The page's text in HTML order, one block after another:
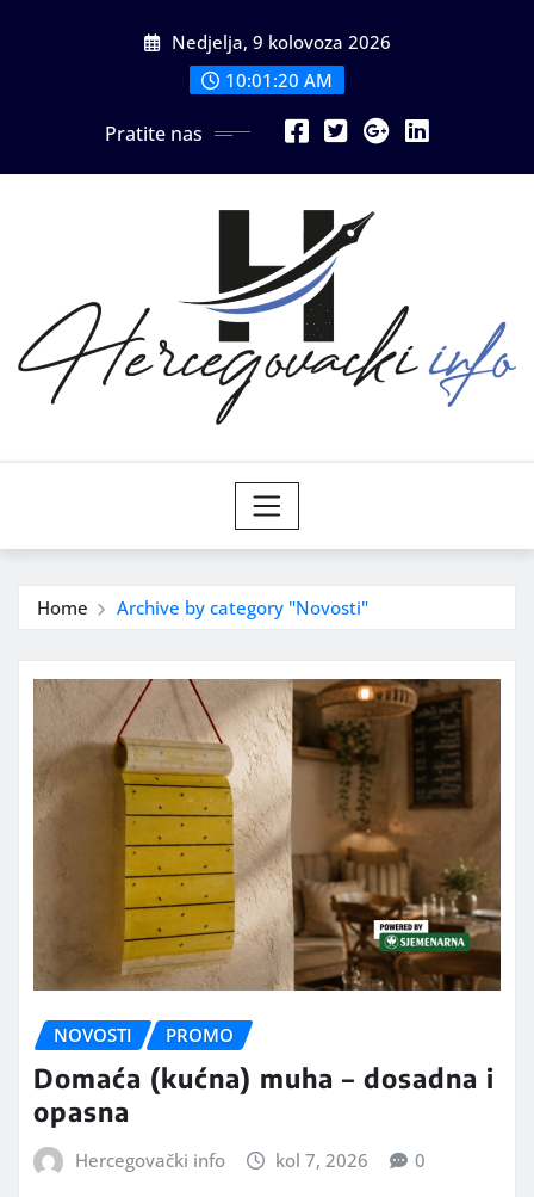
Nedjelja, 9 kolovoza 2026
10:01:22 AM
Pratite nas
Home Archive by category "Novosti"
NOVOSTI PROMO
Domaća (kućna) muha – dosadna i
opasna
Hercegovački info kol 7, 2026 0